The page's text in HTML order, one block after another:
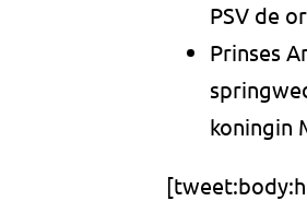
PSV de
Prinses
koningin